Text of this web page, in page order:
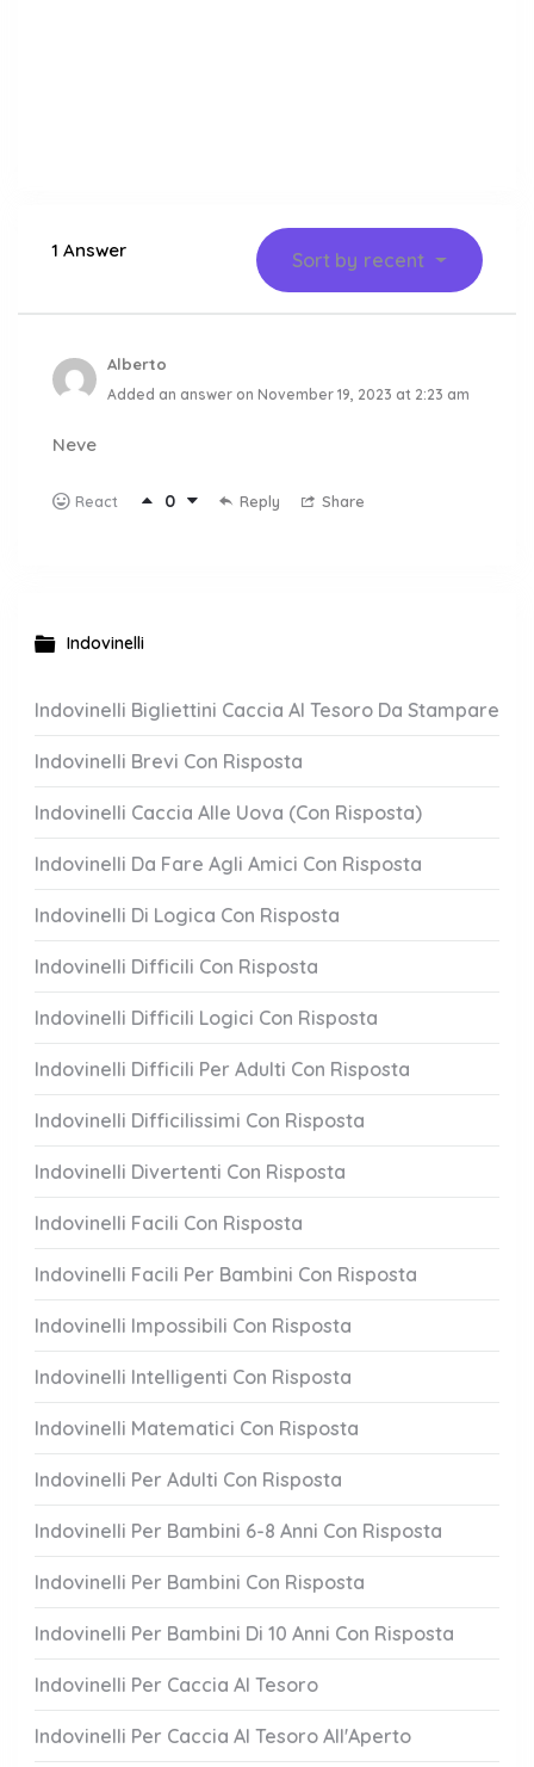
1 Answer Sort by recent
Alberto
Added an answer on November 19, 2023 at 2:23 am
Neve
React 0 Reply Share
Indovinelli
Indovinelli Bigliettini Caccia Al Tesoro Da Stampare
Indovinelli Brevi Con Risposta
Indovinelli Caccia Alle Uova (Con Risposta)
Indovinelli Da Fare Agli Amici Con Risposta
Indovinelli Di Logica Con Risposta
Indovinelli Difficili Con Risposta
Indovinelli Difficili Logici Con Risposta
Indovinelli Difficili Per Adulti Con Risposta
Indovinelli Difficilissimi Con Risposta
Indovinelli Divertenti Con Risposta
Indovinelli Facili Con Risposta
Indovinelli Facili Per Bambini Con Risposta
Indovinelli Impossibili Con Risposta
Indovinelli Intelligenti Con Risposta
Indovinelli Matematici Con Risposta
Indovinelli Per Adulti Con Risposta
Indovinelli Per Bambini 6-8 Anni Con Risposta
Indovinelli Per Bambini Con Risposta
Indovinelli Per Bambini Di 10 Anni Con Risposta
Indovinelli Per Caccia Al Tesoro
Indovinelli Per Caccia Al Tesoro All'Aperto